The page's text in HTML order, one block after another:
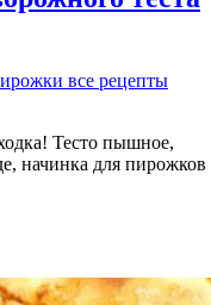
все рецепты
Тесто пышное,
начинка для пирожков